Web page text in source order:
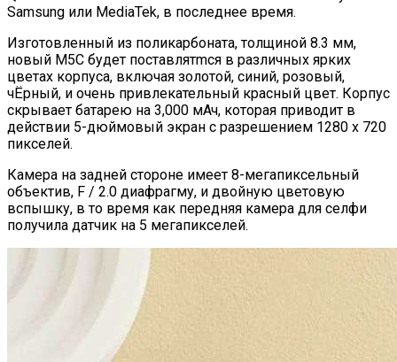
Samsung или MediaTek, в последнее время.
Изготовленный из поликарбоната, толщиной 8.3 мм,
новый M5C будет поставлятmся в различных ярких
цветах корпуса, включая золотой, синий, розовый,
чЁрный, и очень привлекательный красный цвет. Корпус
скрывает батарею на 3,000 мАч, которая приводит в
действии 5-дюймовый экран с разрешением 1280 х 720
пикселей.
Камера на задней стороне имеет 8-мегапиксельный
объектив, F / 2.0 диафрагму, и двойную цветовую
вспышку, в то время как передняя камера для селфи
получила датчик на 5 мегапикселей.